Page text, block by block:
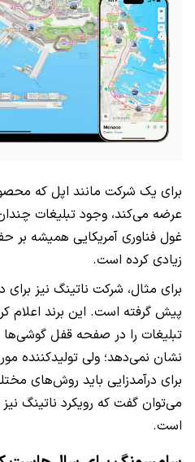
برای یک شرکت مانند اپل که
عرضه می‌کند، وجود تبلیغات
غول فناوری آمریکایی همیشه بر
زیادی کرده است.
برای مثال، شرکت ناتینگ نیز برای
تبلیغات را در صفحه قفل
نشان نمی‌دهد؛ ولی تولیدکننده
برای درآمدزایی باید روش‌های
می‌توان گفت که رویکرد ناتینگ
است.